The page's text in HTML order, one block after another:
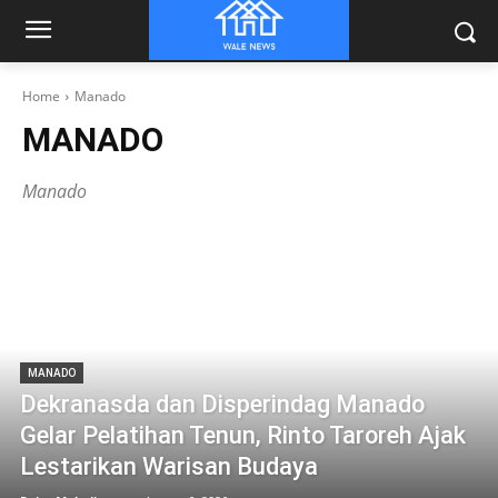
Home Manado
MANADO
Manado
MANADO
Dekranasda dan Disperindag Manado
Gelar Pelatihan Tenun, Rinto Taroreh Ajak
Lestarikan Warisan Budaya